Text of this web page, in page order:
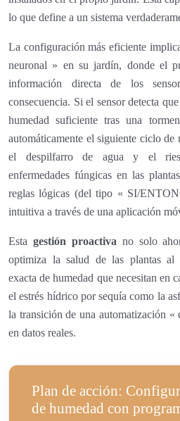
lo que define a un sistema
La configuración más eficiente
neuronal » en su jardín, donde el
información directa de los
consecuencia. Si el sensor detecta
humedad suficiente tras una
automáticamente el siguiente ciclo de
el despilfarro de agua y el
enfermedades fúngicas en las
reglas lógicas (del tipo « SI/
intuitiva a través de una aplicación
Esta gestión proactiva no solo
optimiza la salud de las plantas al
exacta de humedad que necesitan en
el estrés hídrico por sequía como la
la transición de una automatización «
en datos reales.
Plan de acción:
de humedad con